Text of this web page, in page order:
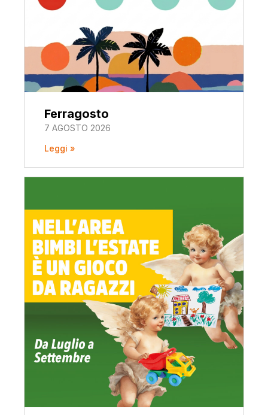
Ferragosto
7 AGOSTO 2026
Leggi »